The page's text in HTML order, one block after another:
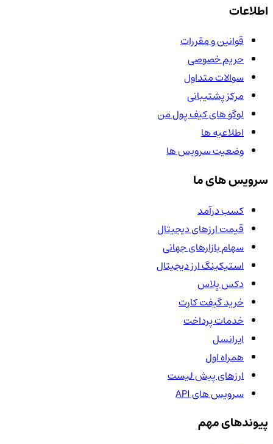
اطلاعات
قوانین و مقررات
حریم خصوصی
سوالات متداول
مرکز پشتیبانی
لوگو های کیف پول من
اطلاعیه ها
وضعیت سرویس ها
سرویس های ما
کسب درآمد
قیمت ارزهای دیجیتال
سهام بازارهای جهانی
استیکینگ ارز دیجیتال
دکس پلاس
خرید گیفت کارت
خدمات پرداخت
ایرانسل
همراه اول
ارزهای پیش لیست
سرویس های API
پیوندهای مهم